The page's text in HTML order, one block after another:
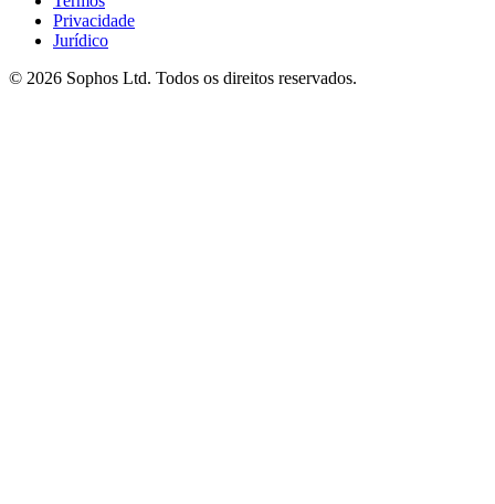
Privacidade
Jurídico
© 2026 Sophos Ltd. Todos os direitos reservados.